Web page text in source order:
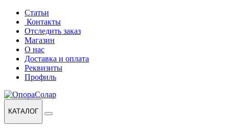
Перейти
навигации
Перейти
содержанию
Статьи
Контакты
Отследить заказ
Магазин
О нас
Доставка и оплата
Реквизиты
Профиль
КАТАЛОГ